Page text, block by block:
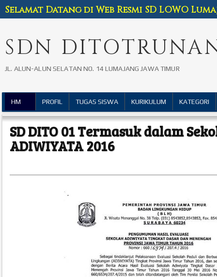
SDN
JL. ALUN-ALUN SELATAN NO. 14 LUMAJANG JAWA TIMUR
Selamat Datang di Web Resmi SD LOWO
HM PROFIL TUGAS SISWA KURIKULUM KATEGORI
SD DITO 01 Termasuk dalam
ADIWIYATA 2016